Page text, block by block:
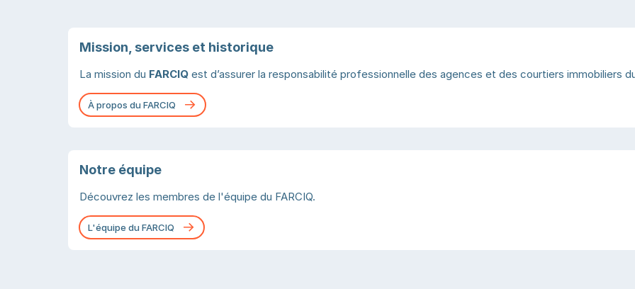
Mission, services et historique
La mission du FARCIQ est d’assurer la responsabilité professionnelle des agences et des courtiers immobiliers
À propos du FARCIQ
Notre équipe
Découvrez les membres de l'équipe du FARCIQ.
L'équipe du FARCIQ